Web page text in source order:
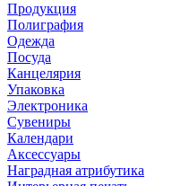
Продукция
Полиграфия
Одежда
Посуда
Канцелярия
Упаковка
Электроника
Сувениры
Календари
Аксессуары
Наградная атрибутика